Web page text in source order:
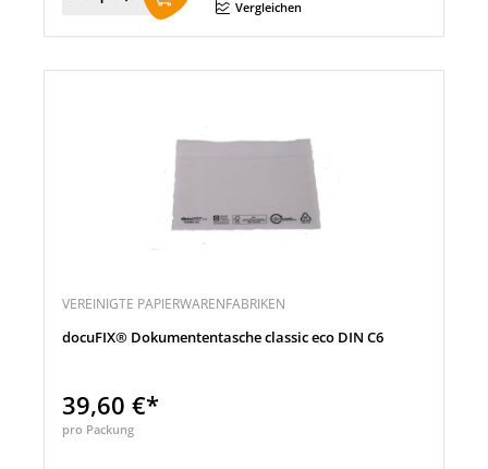
Menge
Vergleichen
VEREINIGTE PAPIERWARENFABRIKEN
docuFIX® Dokumententasche classic eco DIN C6
39,60 €*
pro Packung